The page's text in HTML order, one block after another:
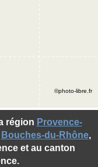
région Provence-
Bouches-du-Rhône,
et au canton
©photo-libre.fr